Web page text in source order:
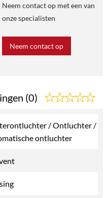
Neem contact op met een van
onze specialisten
Neem contact op
(0)
/ Ontluchter /
ontluchter